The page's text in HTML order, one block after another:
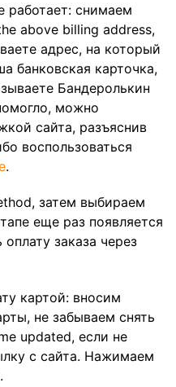
работает: снимаем
above billing address,
адрес, на который
банковская карточка,
Бандеролькин
можно
сайта, разъяснив
воспользоваться
.
затем выбираем
еще раз появляется
заказа через
картой: вносим
не забываем снять
updated, если не
с сайта. Нажимаем